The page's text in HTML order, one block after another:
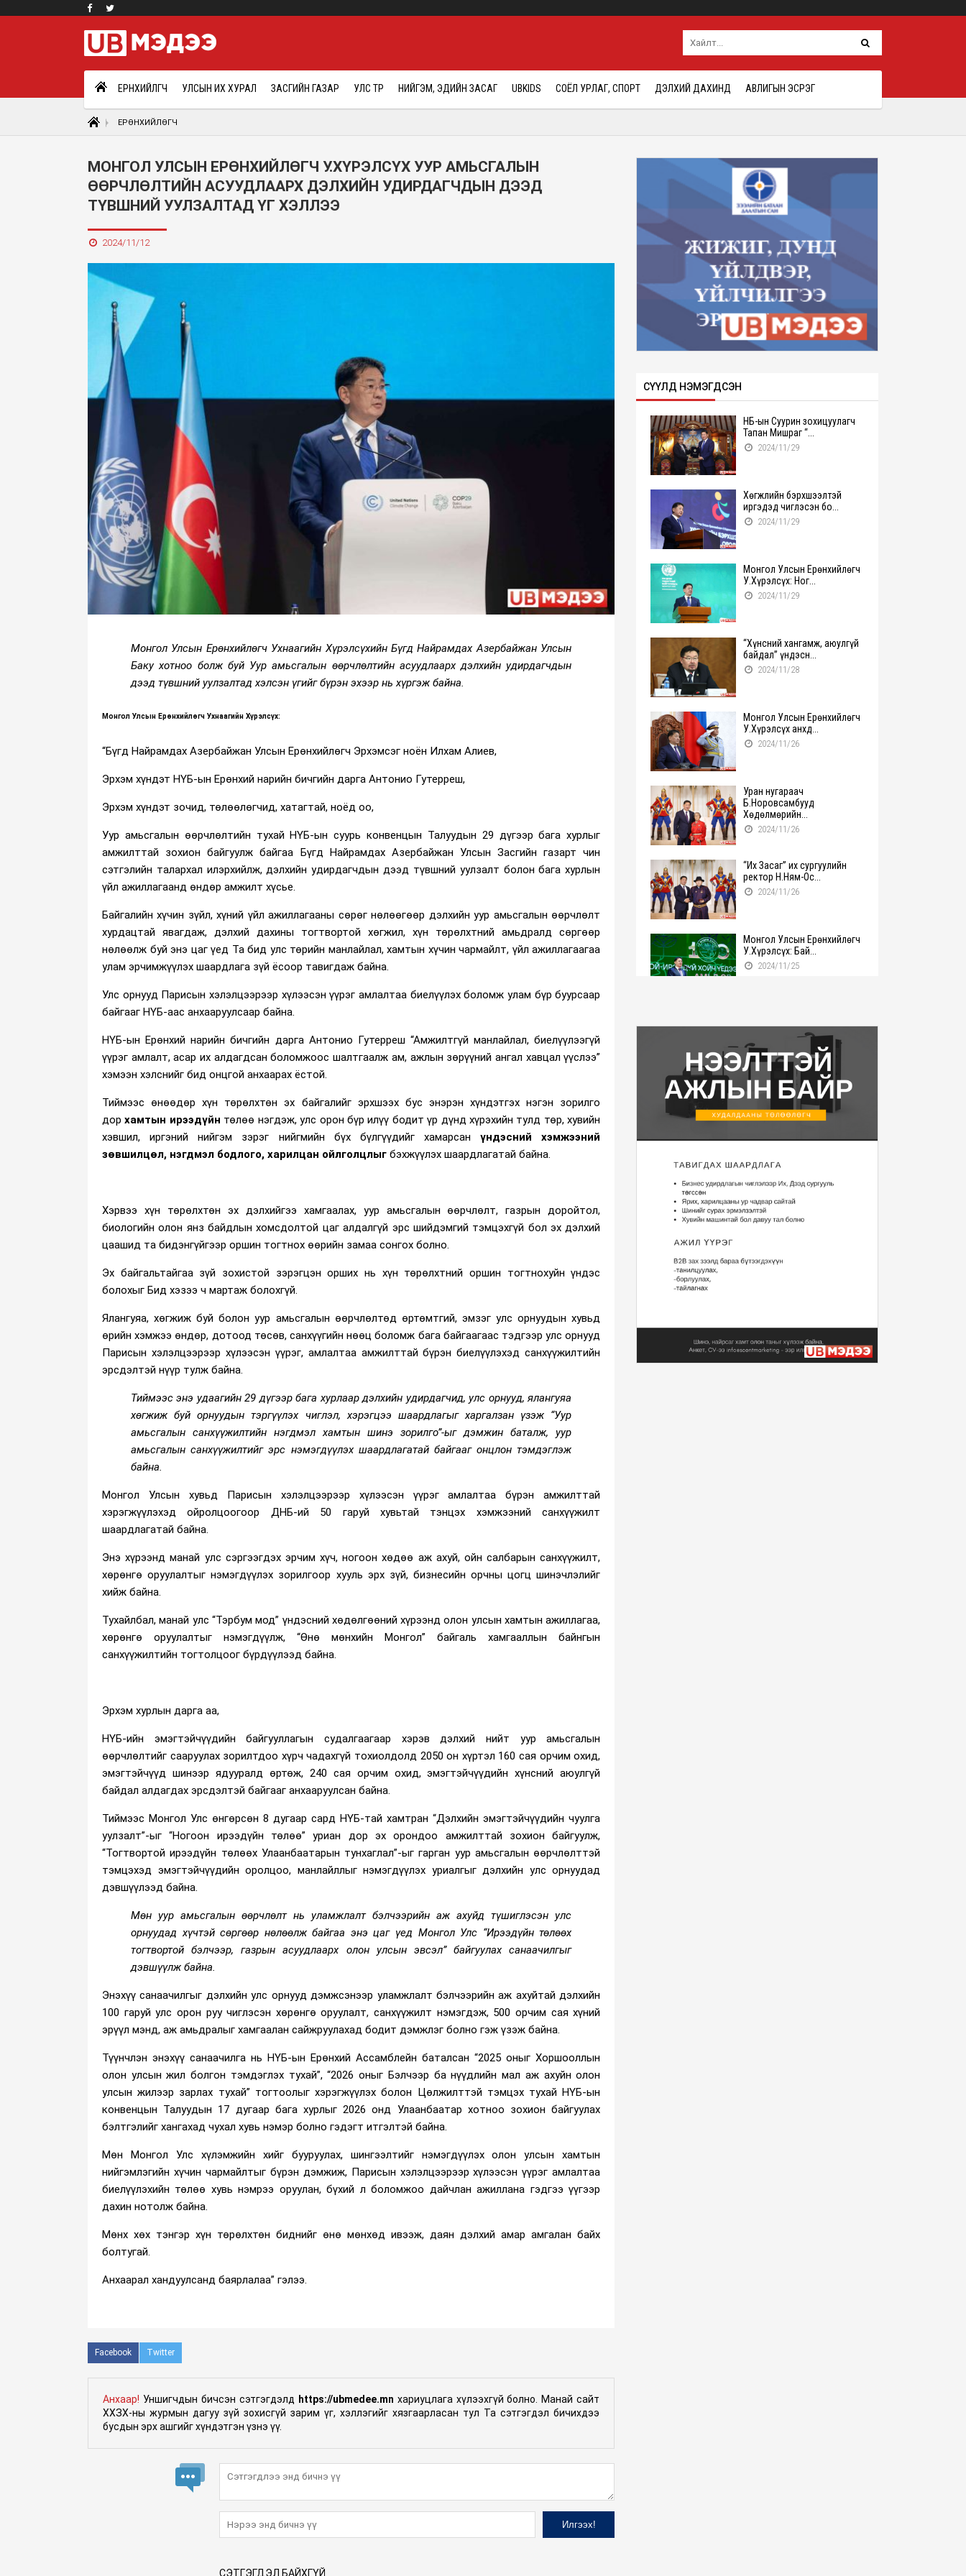
ЕРӨНХИЙЛӨГЧ УЛСЫН ИХ ХУРАЛ ЗАСГИЙН ГАЗАР УЛС ТӨР НИЙГЭМ, ЭДИЙН ЗАСАГ UBKIDS СОЁЛ УРЛАГ, СПОРТ ДЭЛХИЙ ДАХИНД АВЛИГЫН ЭСРЭГ
ЕРӨНХИЙЛӨГЧ
МОНГОЛ УЛСЫН ЕРӨНХИЙЛӨГЧ У.ХҮРЭЛСҮХ УУР АМЬСГАЛЫН
ӨӨРЧЛӨЛТИЙН АСУУДЛААРХ ДЭЛХИЙН УДИРДАГЧДЫН ДЭЭД
ТҮВШНИЙ УУЛЗАЛТАД ҮГ ХЭЛЛЭЭ
2024/11/12
Монгол Улсын Ерөнхийлөгч Ухнаагийн Хүрэлсүхийн Бүгд Найрамдах Азербайжан Улсын
Баку хотноо болж буй Уур амьсгалын өөрчлөлтийн асуудлаарх дэлхийн удирдагчдын
дээд түвшний уулзалтад хэлсэн үгийг бүрэн эхээр нь хүргэж байна.
Монгол Улсын Ерөнхийлөгч Ухнаагийн Хүрэлсүх:
“Бүгд Найрамдах Азербайжан Улсын Ерөнхийлөгч Эрхэмсэг ноён Илхам Алиев,
Эрхэм хүндэт НҮБ-ын Ерөнхий нарийн бичгийн дарга Антонио Гутерреш,
Эрхэм хүндэт зочид, төлөөлөгчид, хатагтай, ноёд оо,
Уур амьсгалын өөрчлөлтийн тухай НҮБ-ын суурь конвенцын Талуудын 29 дүгээр бага хурлыг
амжилттай зохион байгуулж байгаа Бүгд Найрамдах Азербайжан Улсын Засгийн газарт чин
сэтгэлийн талархал илэрхийлж, дэлхийн удирдагчдын дээд түвшний уулзалт болон бага хурлын
үйл ажиллагаанд өндөр амжилт хүсье.
Байгалийн хүчин зүйл, хүний үйл ажиллагааны сөрөг нөлөөгөөр дэлхийн уур амьсгалын өөрчлөлт
хурдацтай явагдаж, дэлхий дахины тогтвортой хөгжил, хүн төрөлхтний амьдралд сөргөөр
нөлөөлж буй энэ цаг үед Та бид улс төрийн манлайлал, хамтын хүчин чармайлт, үйл ажиллагаагаа
улам эрчимжүүлэх шаардлага зүй ёсоор тавигдаж байна.
Улс орнууд Парисын хэлэлцээрээр хүлээсэн үүрэг амлалтаа биелүүлэх боломж улам бүр буурсаар
байгааг НҮБ-аас анхааруулсаар байна.
НҮБ-ын Ерөнхий нарийн бичгийн дарга Антонио Гутерреш “Амжилтгүй манлайлал, биелүүлээгүй
үүрэг амлалт, асар их алдагдсан боломжоос шалтгаалж ам, ажлын зөрүүний ангал хавцал үүслээ”
хэмээн хэлснийг бид онцгой анхаарах ёстой.
Тиймээс өнөөдөр хүн төрөлхтөн эх байгалийг эрхшээх бус энэрэн хүндэтгэх нэгэн зорилго
дорхамтын ирээдүйн төлөө нэгдэж, улс орон бүр илүү бодит үр дүнд хүрэхийн тулд төр, хувийн
хэвшил, иргэний нийгэм зэрэг нийгмийн бүх бүлгүүдийг хамарсанүндэсний хэмжээний
зөвшилцөл, нэгдмэл бодлого, харилцан ойлголцлыг бэхжүүлэх шаардлагатай байна.
Хэрвээ хүн төрөлхтөн эх дэлхийгээ хамгаалах, уур амьсгалын өөрчлөлт, газрын доройтол,
биологийн олон янз байдлын хомсдолтой цаг алдалгүй эрс шийдэмгий тэмцэхгүй бол эх дэлхий
цаашид та бидэнгүйгээр оршин тогтнох өөрийн замаа сонгох болно.
Эх байгальтайгаа зүй зохистой зэрэгцэн орших нь хүн төрөлхтний оршин тогтнохуйн үндэс
болохыг Бид хэзээ ч мартаж болохгүй.
Ялангуяа, хөгжиж буй болон уур амьсгалын өөрчлөлтөд өртөмтгий, эмзэг улс орнуудын хувьд
өрийн хэмжээ өндөр, дотоод төсөв, санхүүгийн нөөц боломж бага байгаагаас тэдгээр улс орнууд
Парисын хэлэлцээрээр хүлээсэн үүрэг, амлалтаа амжилттай бүрэн биелүүлэхэд санхүүжилтийн
эрсдэлтэй нүүр тулж байна.
Тиймээс энэ удаагийн 29 дүгээр бага хурлаар дэлхийн удирдагчид, улс орнууд, ялангуяа
хөгжиж буй орнуудын тэргүүлэх чиглэл, хэрэгцээ шаардлагыг харгалзан үзэж “Уур
амьсгалын санхүүжилтийн нэгдмэл хамтын шинэ зорилго”-ыг дэмжин баталж, уур
амьсгалын санхүүжилтийг эрс нэмэгдүүлэх шаардлагатай байгааг онцлон тэмдэглэж
байна.
Монгол Улсын хувьд Парисын хэлэлцээрээр хүлээсэн үүрэг амлалтаа бүрэн амжилттай
хэрэгжүүлэхэд ойролцоогоор ДНБ-ий 50 гаруй хувьтай тэнцэх хэмжээний санхүүжилт
шаардлагатай байна.
Энэ хүрээнд манай улс сэргээгдэх эрчим хүч, ногоон хөдөө аж ахуй, ойн салбарын санхүүжилт,
хөрөнгө оруулалтыг нэмэгдүүлэх зорилгоор хууль эрх зүй, бизнесийн орчны цогц шинэчлэлийг
хийж байна.
Тухайлбал, манай улс “Тэрбум мод” үндэсний хөдөлгөөний хүрээнд олон улсын хамтын ажиллагаа,
хөрөнгө оруулалтыг нэмэгдүүлж, “Өнө мөнхийн Монгол” байгаль хамгааллын байнгын
санхүүжилтийн тогтолцоог бүрдүүлээд байна.
Эрхэм хурлын дарга аа,
НҮБ-ийн эмэгтэйчүүдийн байгууллагын судалгаагаар хэрэв дэлхий нийт уур амьсгалын
өөрчлөлтийг сааруулах зорилтдоо хүрч чадахгүй тохиолдолд 2050 он хүртэл 160 сая орчим охид,
эмэгтэйчүүд шинээр ядууралд өртөж, 240 сая орчим охид, эмэгтэйчүүдийн хүнсний аюулгүй
байдал алдагдах эрсдэлтэй байгааг анхааруулсан байна.
Тиймээс Монгол Улс өнгөрсөн 8 дугаар сард НҮБ-тай хамтран “Дэлхийн эмэгтэйчүүдийн чуулга
уулзалт”-ыг “Ногоон ирээдүйн төлөө” уриан дор эх орондоо амжилттай зохион байгуулж,
“Тогтвортой ирээдүйн төлөөх Улаанбаатарын тунхаглал”-ыг гарган уур амьсгалын өөрчлөлттэй
тэмцэхэд эмэгтэйчүүдийн оролцоо, манлайллыг нэмэгдүүлэх уриалгыг дэлхийн улс орнуудад
дэвшүүлээд байна.
Мөн уур амьсгалын өөрчлөлт нь уламжлалт бэлчээрийн аж ахуйд түшиглэсэн улс
орнуудад хүчтэй сөргөөр нөлөөлж байгаа энэ цаг үед Монгол Улс “Ирээдүйн төлөөх
тогтвортой бэлчээр, газрын асуудлаарх олон улсын эвсэл” байгуулах санаачилгыг
дэвшүүлж байна.
Энэхүү санаачилгыг дэлхийн улс орнууд дэмжсэнээр уламжлалт бэлчээрийн аж ахуйтай дэлхийн
100 гаруй улс орон руу чиглэсэн хөрөнгө оруулалт, санхүүжилт нэмэгдэж, 500 орчим сая хүний
эрүүл мэнд, аж амьдралыг хамгаалан сайжруулахад бодит дэмжлэг болно гэж үзэж байна.
Түүнчлэн энэхүү санаачилга нь НҮБ-ын Ерөнхий Ассамблейн баталсан “2025 оныг Хоршооллын
олон улсын жил болгон тэмдэглэх тухай”, “2026 оныг Бэлчээр ба нүүдлийн мал аж ахуйн олон
улсын жилээр зарлах тухай” тогтоолыг хэрэгжүүлэх болон Цөлжилттэй тэмцэх тухай НҮБ-ын
конвенцын Талуудын 17 дугаар бага хурлыг 2026 онд Улаанбаатар хотноо зохион байгуулах
бэлтгэлийг хангахад чухал хувь нэмэр болно гэдэгт итгэлтэй байна.
Мөн Монгол Улс хүлэмжийн хийг бууруулах, шингээлтийг нэмэгдүүлэх олон улсын хамтын
нийгэмлэгийн хүчин чармайлтыг бүрэн дэмжиж, Парисын хэлэлцээрээр хүлээсэн үүрэг амлалтаа
биелүүлэхийн төлөө хувь нэмрээ оруулан, бүхий л боломжоо дайчлан ажиллана гэдгээ үүгээр
дахин нотолж байна.
Мөнх хөх тэнгэр хүн төрөлхтөн биднийг өнө мөнхөд ивээж, даян дэлхий амар амгалан байх
болтугай.
Анхаарал хандуулсанд баярлалаа” гэлээ.
Facebook Twitter
Анхаар! Уншигчдын бичсэн сэтгэгдэлд https://ubmedee.mn хариуцлага хүлээхгүй болно. Манай сайт
ХХЗХ-ны журмын дагуу зүй зохисгүй зарим үг, хэллэгийг хязгаарласан тул Та сэтгэгдэл бичихдээ
бусдын эрх ашгийг хүндэтгэн үзнэ үү.
СЭТГЭГДЭЛ БАЙХГҮЙ
СҮҮЛД НЭМЭГДСЭН
НҮБ-ын Суурин зохицуулагч
Тапан Мишраг “...
2024/11/29
Хөгжлийн бэрхшээлтэй
иргэдэд чиглэсэн бо...
2024/11/29
Монгол Улсын Ерөнхийлөгч
У.Хүрэлсүх: Ног...
2024/11/29
“Хүнсний хангамж, аюулгүй
байдал” үндэсн...
2024/11/28
Монгол Улсын Ерөнхийлөгч
У.Хүрэлсүх анхд...
2024/11/26
Уран нугараач
Б.Норовсамбууд
Хөдөлмөрийн...
2024/11/26
“Их Засаг” их сургуулийн
ректор Н.Ням-Ос...
2024/11/26
Монгол Улсын Ерөнхийлөгч
У.Хүрэлсүх: Бай...
2024/11/25
тунхагласны баярыг ...
2024/11/25
Монгол Улсын Ерөнхийлөгч
У.Хүрэлсүх БНӨС...
2024/11/22
Монгол Улсын Ерөнхийлөгч
2025 оны Төсвий...
2024/11/20
2024/11/13